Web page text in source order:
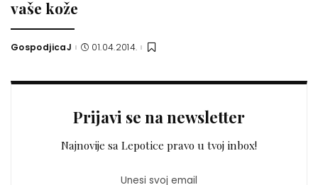
vaše kože
Posted
GospodjicaJ 01.04.2014.
Prijavi se na newsletter
Najnovije sa Lepotice pravo u tvoj inbox!